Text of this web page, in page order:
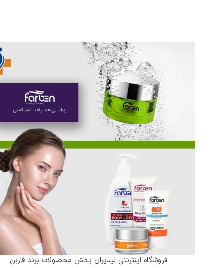
فروشگاه اینترنتی لیدیران پخش محصولات برند فاربن